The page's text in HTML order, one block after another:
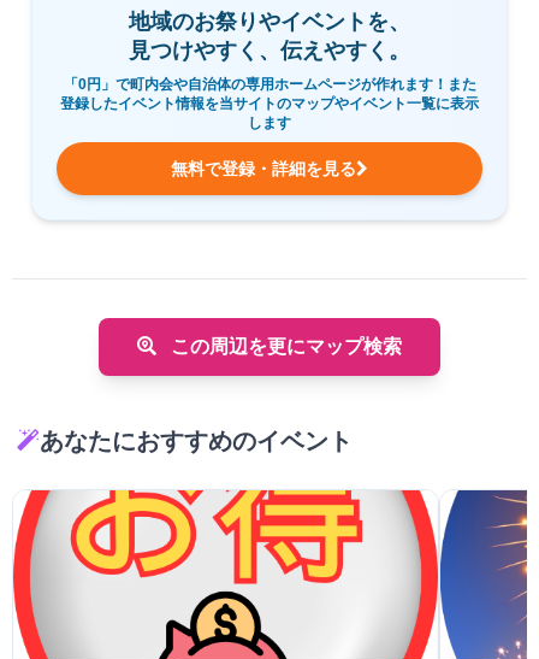
地域のお祭りやイベントを、
見つけやすく、伝えやすく。
「0円」で町内会や自治体の専用ホームページが作れます！また
登録したイベント情報を当サイトのマップやイベント一覧に表示
します
無料で登録・詳細を見る
この周辺を更にマップ検索
あなたにおすすめのイベント